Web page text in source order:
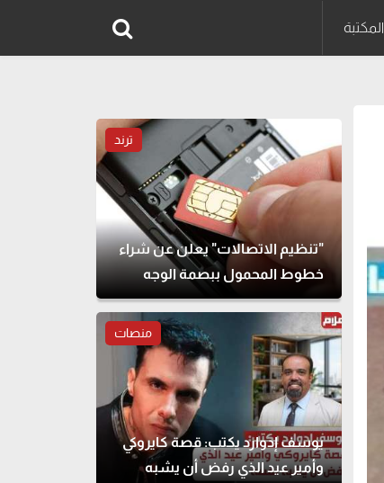
المكتبة
ترند
"تنظيم الاتصالات" يعلن عن شراء
خطوط المحمول ببصمة الوجه
منصات
يوسف إدوارد يكتب: قصة كايروكي
وأمير عيد الذي رفض أن يشبه